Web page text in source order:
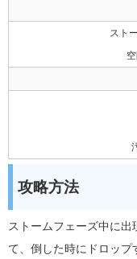
スト
攻略方法
ストームフェーズ中に
て、倒した時にドロップ